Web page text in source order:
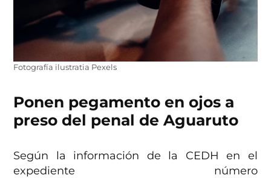
Fotografía ilustratia Pexels
Ponen pegamento en ojos a
preso del penal deAguaruto
Según la información de la CEDH en el
expediente número